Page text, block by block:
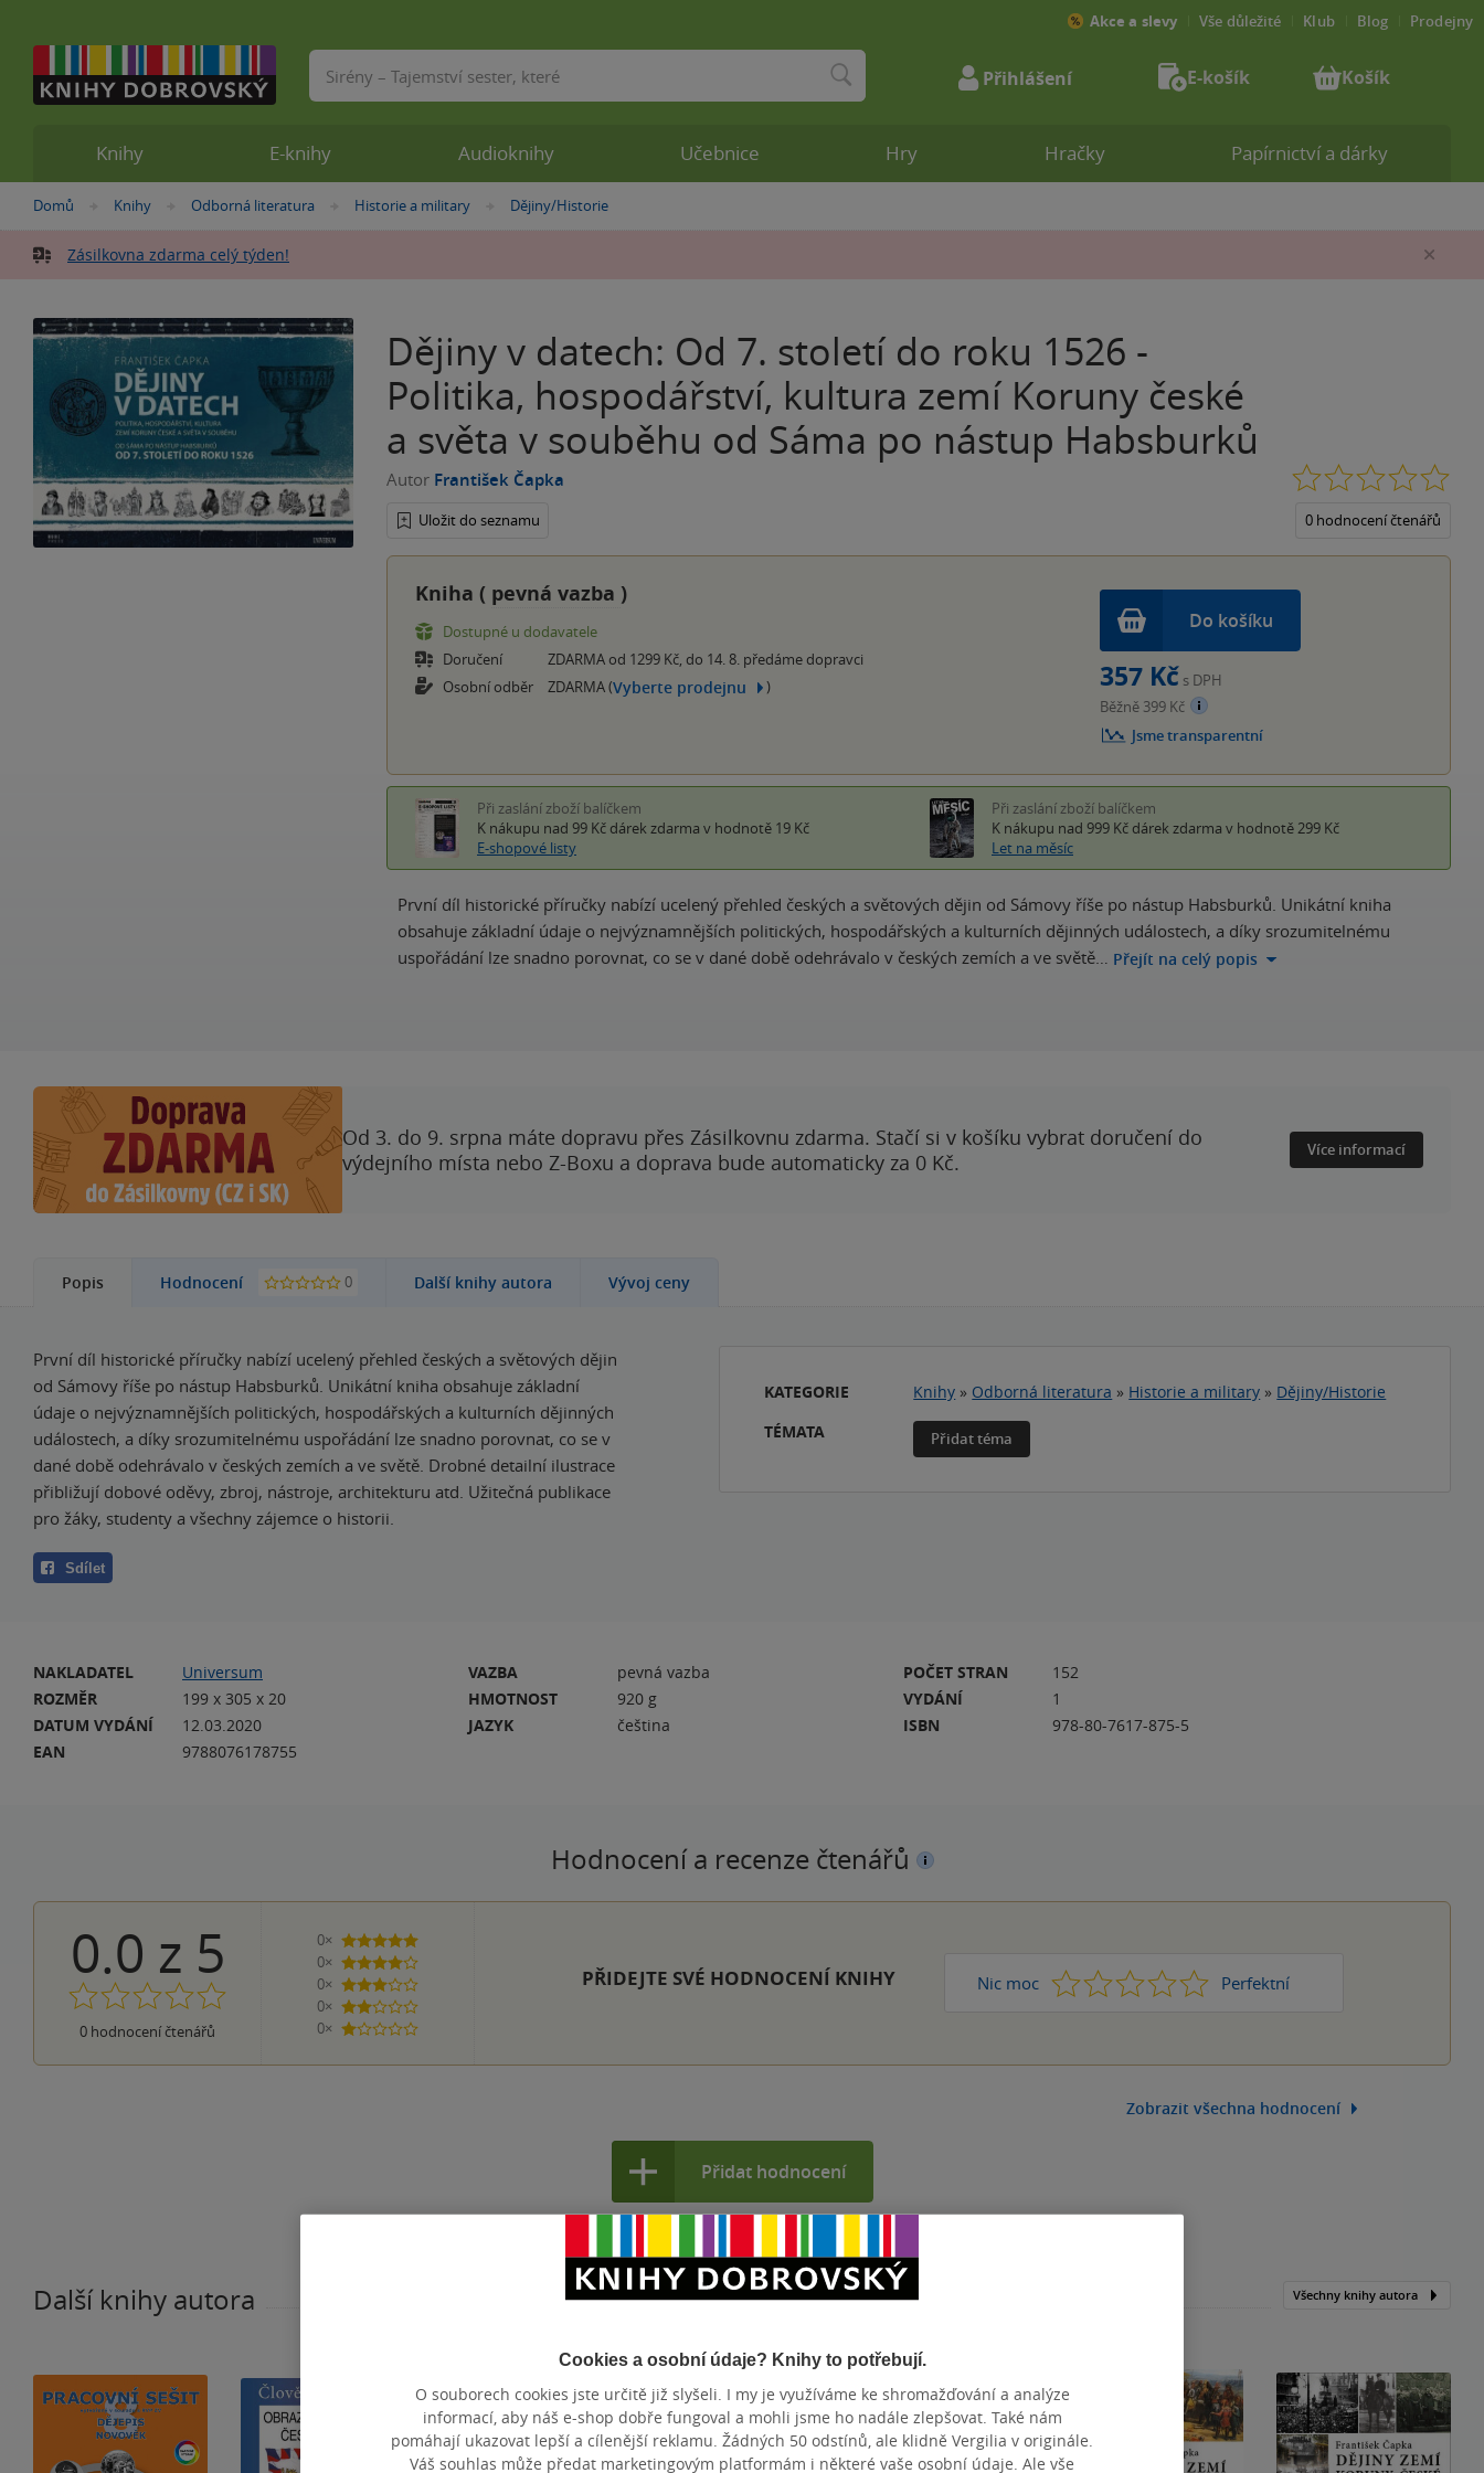
Nacházíte
zde:
Domů »
Knihy »
Odborná literatura »Historie a military »
Dějiny/Historie
Zásilkovna zdarma celý týden!
Dějiny v datech: Od 7. století do roku 1526 -
Politika, hospodářství, kultura zemí Koruny české
a světa v souběhu od Sáma po nástup Habsburků
Autor František Čapka
Uložit do seznamu 0 hodnocení čtenářů
Kniha ( pevná vazba )
Dostupné u dodavatele
Doručení
ZDARMA od 1299 Kč, do 14. 8. předáme dopravci
Osobní odběr
ZDARMA (Vyberte prodejnu )
Do košíku
357 Kč s DPH
Běžně 399 Kč
Jsme transparentní
Při zaslání zboží balíčkem
K nákupu nad 99 Kč dárek zdarma v hodnotě 19 Kč
E-shopové listy
Při zaslání zboží balíčkem
K nákupu nad 999 Kč dárek zdarma v hodnotě 299 Kč
Let na měsíc
První díl historické příručky nabízí ucelený přehled českých a světových dějin od Sámovy říše po nástup Habsburků. Unikátní kniha
obsahuje základní údaje o nejvýznamnějších politických, hospodářských a kulturních dějinných událostech, a díky srozumitelnému
uspořádání lze snadno porovnat, co se v dané době odehrávalo v českých zemích a ve světě… Přejít na celý popis
Od 3. do 9. srpna máte dopravu přes Zásilkovnu zdarma. Stačí si v košíku vybrat doručení do
výdejního místa nebo Z-Boxu a doprava bude automaticky za 0 Kč.
Více informací
Popis Hodnocení 0 Další knihy autora Vývoj ceny
První díl historické příručky nabízí ucelený přehled českých a světových dějin
od Sámovy říše po nástup Habsburků. Unikátní kniha obsahuje základní
údaje o nejvýznamnějších politických, hospodářských a kulturních dějinných
událostech, a díky srozumitelnému uspořádání lze snadno porovnat, co se v
dané době odehrávalo v českých zemích a ve světě. Drobné detailní ilustrace
přibližují dobové oděvy, zbroj, nástroje, architekturu atd. Užitečná publikace
pro žáky, studenty a všechny zájemce o historii.
Sdílet
KATEGORIE Knihy » Odborná literatura » Historie a military » Dějiny/Historie
TÉMATA
Přidat téma
NAKLADATEL
Universum
ROZMĚR
199 x 305 x 20
DATUM VYDÁNÍ
12.03.2020
EAN
9788076178755
VAZBA
pevná vazba
HMOTNOST
920 g
JAZYK
čeština
POČET STRAN
152
VYDÁNÍ
1
ISBN
978-80-7617-875-5
Hodnocení a recenze čtenářů
0.0 z 5
0 hodnocení čtenářů
0×
5 hvězdiček
0×
4 hvězdičky
0×
3 hvězdičky
0×
2 hvězdičky
0×
1 hvezdička
PŘIDEJTE SVÉ HODNOCENÍ KNIHY Nic moc 1 2 3 4 Perfektní
5
Zobrazit všechna hodnocení
Přidat hodnocení
Další knihy autora Všechny knihy autora
Knihy E-knihy Audioknihy Učebnice Hry Hračky Papírnictví a dárky
Akce a slevy Vše důležité Klub Blog Prodejny
Vyhledávání Přihlášení E-košík Košík
Cookies a osobní údaje? Knihy to potřebují.
O souborech cookies jste určitě již slyšeli. I my je využíváme ke shromažďování a analýze
informací, aby náš e-shop dobře fungoval a mohli jsme ho nadále zlepšovat. Také nám
pomáhají ukazovat lepší a cílenější reklamu. Žádných 50 odstínů, ale klidně Vergilia v originále.
Váš souhlas může předat marketingovým platformám i některé vaše osobní údaje. Ale vše